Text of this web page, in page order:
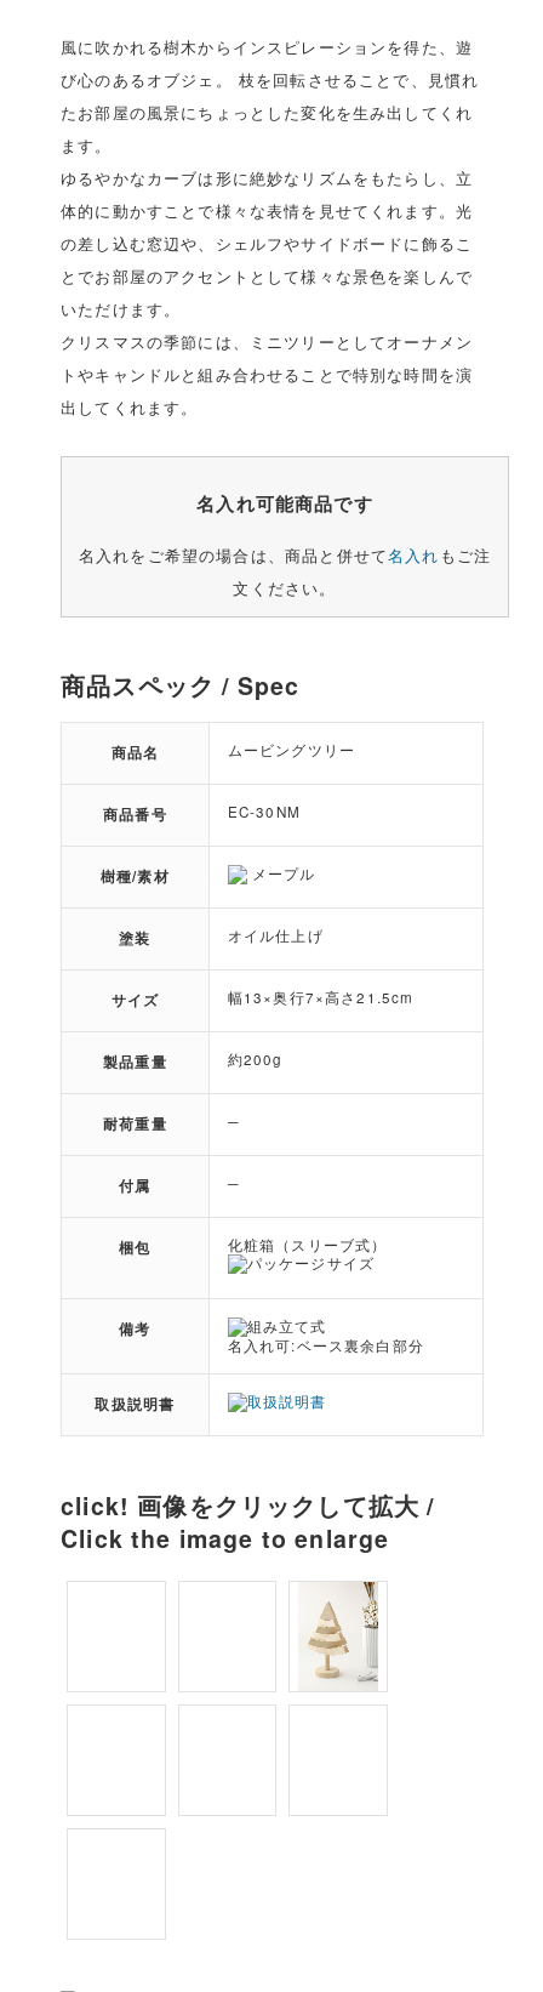
風に吹かれる樹木からインスピレーションを得た、遊
び心のあるオブジェ。 枝を回転させることで、見慣れ
たお部屋の風景にちょっとした変化を生み出してくれ
ます。
ゆるやかなカーブは形に絶妙なリズムをもたらし、立
体的に動かすことで様々な表情を見せてくれます。光
の差し込む窓辺や、シェルフやサイドボードに飾るこ
とでお部屋のアクセントとして様々な景色を楽しんで
いただけます。
クリスマスの季節には、ミニツリーとしてオーナメン
トやキャンドルと組み合わせることで特別な時間を演
出してくれます。
名入れ可能商品です
名入れをご希望の場合は、商品と併せて名入れ もご注
文ください。
商品スペック / Spec
商品名 ムービングツリー
商品番号 EC-30NM
樹種/素材 メープル
塗装 オイル仕上げ
サイズ 幅13×奥行7×高さ21.5cm
製品重量 約200g
耐荷重量 ─
付属 ─
梱包 化粧箱（スリーブ式）
備考
組み立て式
名入れ可:ベース裏余白部分
取扱説明書
click! 画像をクリックして拡大 /
Click the image to enlarge